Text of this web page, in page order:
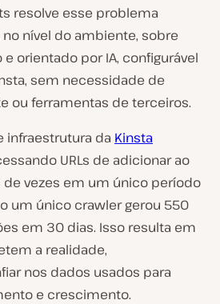
resolve esse problema
nível do ambiente, sobre
orientado por IA, configurável
sem necessidade de
ou ferramentas de terceiros.
infraestrutura da Kinsta
URLs de adicionar ao
de vezes em um único período
um único crawler gerou 550
em 30 dias. Isso resulta em
a realidade,
nos dados usados para
e crescimento.